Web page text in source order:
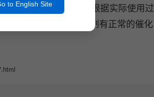
可以说使用的寿命要根据实际使用过
保养，保持脱硝催化剂有正常的催化
to English Site